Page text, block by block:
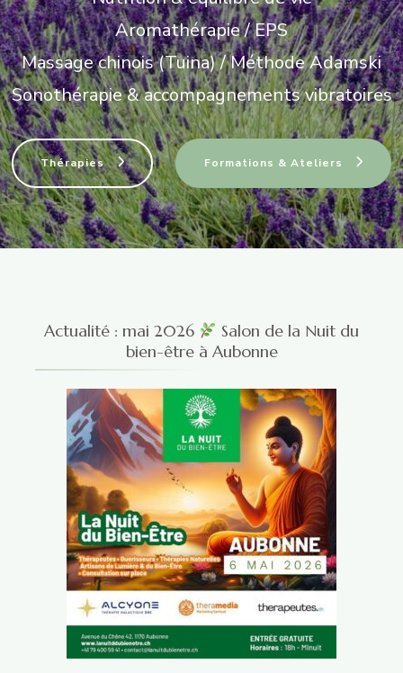
Aromathérapie / EPS
Massage chinois (Tuina) / Méthode Adamski
Sonothérapie & accompagnements vibratoires
Thérapies Formations & Ateliers
Actualité : mai 2026
Salon de la Nuit du
bien-être à Aubonne